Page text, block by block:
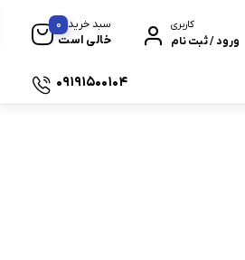
کاربری
ورود / ثبت نام
سبد خرید
خالی است
0
09191500104